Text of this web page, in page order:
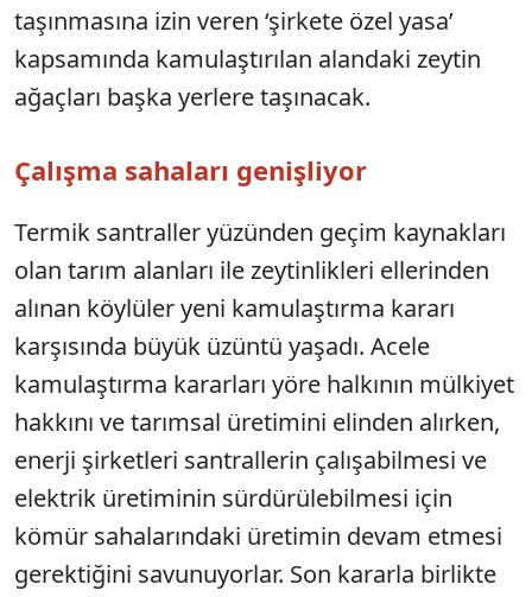
taşınmasına izin veren ‘şirkete özel yasa’
kapsamında kamulaştırılan alandaki zeytin
ağaçları başka yerlere taşınacak.
Çalışma sahaları genişliyor
Termik santraller yüzünden geçim kaynakları
olan tarım alanları ile zeytinlikleri ellerinden
alınan köylüler yeni kamulaştırma kararı
karşısında büyük üzüntü yaşadı. Acele
kamulaştırma kararları yöre halkının mülkiyet
hakkını ve tarımsal üretimini elinden alırken,
enerji şirketleri santrallerin çalışabilmesi ve
elektrik üretiminin sürdürülebilmesi için
kömür sahalarındaki üretimin devam etmesi
gerektiğini savunuyorlar. Son kararla birlikte